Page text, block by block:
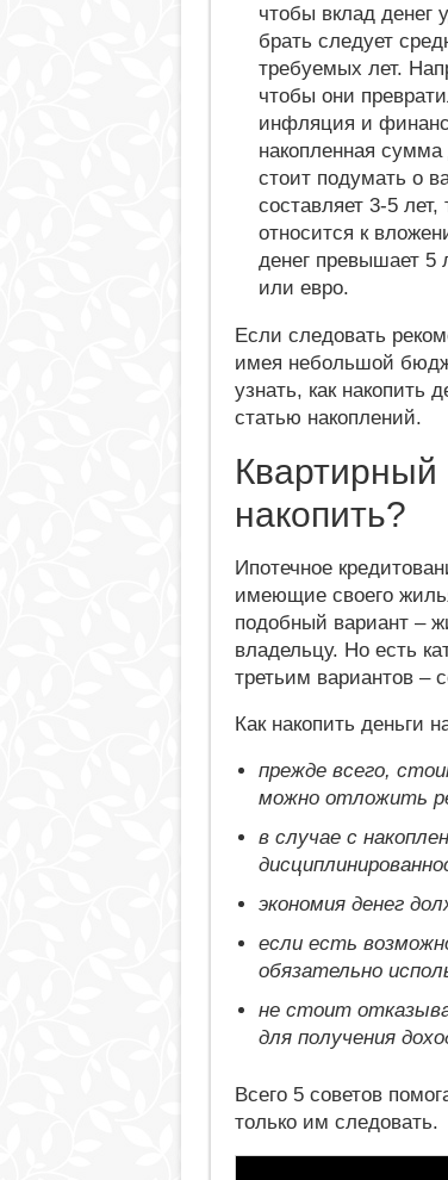
чтобы вклад денег
брать следует
требуемых лет.
чтобы они
инфляция и
накопленная
стоит подумать о
составляет 3-5
относится к
денег превышает 5
или евро.
Если следовать
имея небольшой
узнать, как накопить
статью накоплений.
Квартирный
накопить?
Ипотечное
имеющие своего
подобный вариант –
владельцу. Но есть
третьим вариантов –
Как накопить деньги
прежде всего,
можно отложить
в случае с
экономия денег
если есть
обязательно
не стоит
для получения
Всего 5 советов
только им следовать.